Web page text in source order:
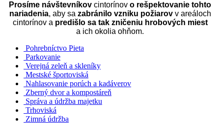
Prosíme návštevníkov cintorínov o rešpektovanie tohto
nariadenia, aby sa zabránilo vzniku požiarovv areáloch
cintorínov a predišlo sa tak zničeniu hrobových miest
a ich okolia ohňom.
Pohrebníctvo Pieta
Parkovanie
Verejná zeleň a skleníky
Mestské športoviská
Nahlasovanie porúch a kadáverov
Zberný dvor a kompostáreň
Správa a údržba majetku
Trhoviská
Zimná údržba